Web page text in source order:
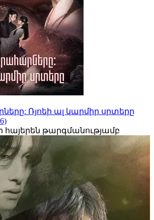
Ռյոեի ալ կարմիր սրտերը
թարգմանությամբ